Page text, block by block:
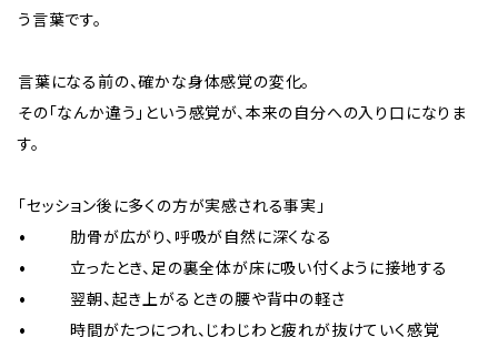
う言葉です。
言葉になる前の、確かな身体感覚の変化。
その「なんか違う」という感覚が、本来の自分への入り口になりま
す。
「セッション後に多くの方が実感される事実」
• 肋骨が広がり、呼吸が自然に深くなる
• 立ったとき、足の裏全体が床に吸い付くように接地する
• 翌朝、起き上がるときの腰や背中の軽さ
• 時間がたつにつれ、じわじわと疲れが抜けていく感覚